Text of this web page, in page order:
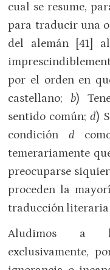
cual se resume,
para traducir una
del alemán [41]
por el orden en
castellano; b)
sentido común;d)
condición d
temerariamente
preocuparse
proceden la
traducción literaria
Aludimos a
exclusivamente,